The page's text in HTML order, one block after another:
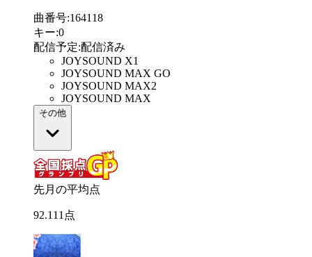
曲番号:164118
キー:0
配信予定:配信済み
JOYSOUND X1
JOYSOUND MAX GO
JOYSOUND MAX2
JOYSOUND MAX
その他
先月の平均点
92.111 点